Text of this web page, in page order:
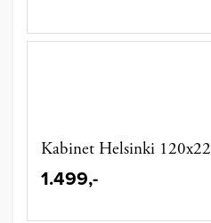
Kabinet Helsinki
1.499,-